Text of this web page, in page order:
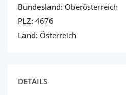
Bundesland: Oberösterreich
PLZ: 4676
Land: Österreich
DETAILS